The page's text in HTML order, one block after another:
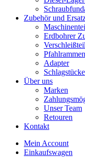
Zubehör und
Erdbohrer
Adapter
Schlagstücke
Über uns
Marken
Unser Team
Retouren
Kontakt
Mein Account
Einkaufswagen